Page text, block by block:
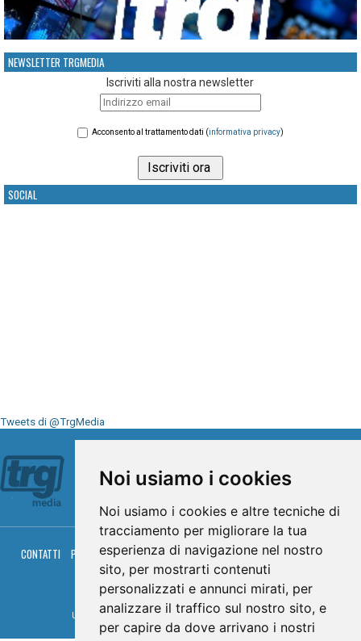
Noi usiamo i cookies
Noi usiamo i cookies e altre tecniche di
tracciamento per migliorare la tua
esperienza di navigazione nel nostro
sito, per mostrarti contenuti
personalizzati e annunci mirati, per
analizzare il traffico sul nostro sito, e
per capire da dove arrivano i nostri
NEWSLETTER TRGMEDIA
Iscriviti alla nostra newsletter
Acconsento al trattamento dati (informativa privacy)
SOCIAL
Tweets di @TrgMedia
CONTATTI PRIVACY COOKIES PALINSESTO DIRETTA TV
DIRETTA RADIO
RGM HITRADIO
© TRG Media 2005-2026
Umbria Televisioni s.r.l. - P.I.00496230541 - www.trgmedia.it - Powered by